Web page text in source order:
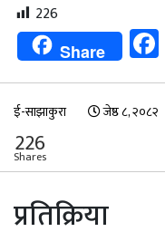
226
Share
ई-साझाकुरा जेष्ठ ८, २०८२
226
Shares
प्रतिक्रिया